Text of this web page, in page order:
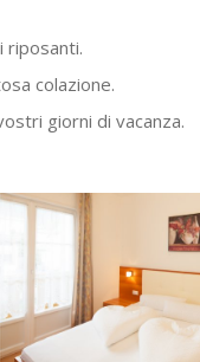
riposanti.
colazione.
giorni di vacanza.